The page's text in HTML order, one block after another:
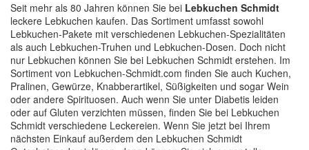
Seit mehr als 80 Jahren können Sie bei Lebkuchen Schmidt
leckere Lebkuchen kaufen. Das Sortiment umfasst sowohl
Lebkuchen-Pakete mit verschiedenen Lebkuchen-Spezialitäten
als auch Lebkuchen-Truhen und Lebkuchen-Dosen. Doch nicht
nur Lebkuchen können Sie bei Lebkuchen Schmidt erstehen. Im
Sortiment von Lebkuchen-Schmidt.com finden Sie auch Kuchen,
Pralinen, Gewürze, Knabberartikel, Süßigkeiten und sogar Wein
oder andere Spirituosen. Auch wenn Sie unter Diabetis leiden
oder auf Gluten verzichten müssen, finden Sie bei Lebkuchen
Schmidt verschiedene Leckereien. Wenn Sie jetzt bei Ihrem
nächsten Einkauf außerdem den Lebkuchen Schmidt